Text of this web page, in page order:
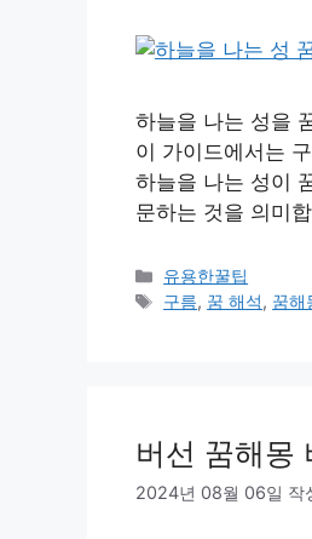
하늘을 나는 성을
이 가이드에서는
하늘을 나는 성이
문하는 것을 의미
카
테
유용한꿀팁
태
구름, 꿈 해석, 꿈해
버선 꿈해몽
2024년 08월 06일 작